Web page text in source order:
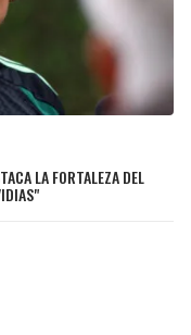
LA FORTALEZA DEL